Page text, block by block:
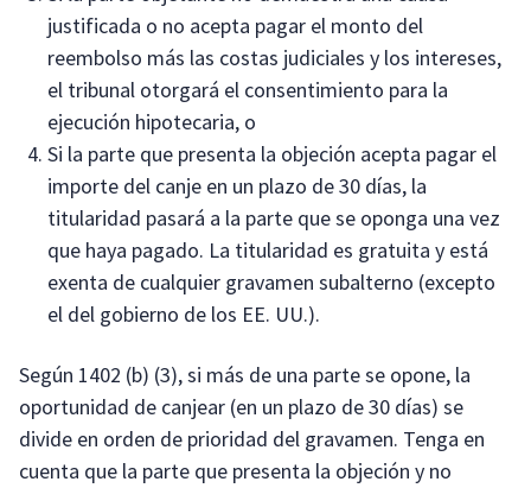
justificada o no acepta pagar el monto del
reembolso más las costas judiciales y los intereses,
el tribunal otorgará el consentimiento para la
ejecución hipotecaria, o
Si la parte que presenta la objeción acepta pagar el
importe del canje en un plazo de 30 días, la
titularidad pasará a la parte que se oponga una vez
que haya pagado. La titularidad es gratuita y está
exenta de cualquier gravamen subalterno (excepto
el del gobierno de los EE. UU.).
Según 1402 (b) (3), si más de una parte se opone, la
oportunidad de canjear (en un plazo de 30 días) se
divide en orden de prioridad del gravamen. Tenga en
cuenta que la parte que presenta la objeción y no